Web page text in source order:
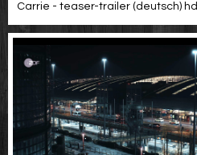
Carrie - teaser-trailer (deutsch) hd